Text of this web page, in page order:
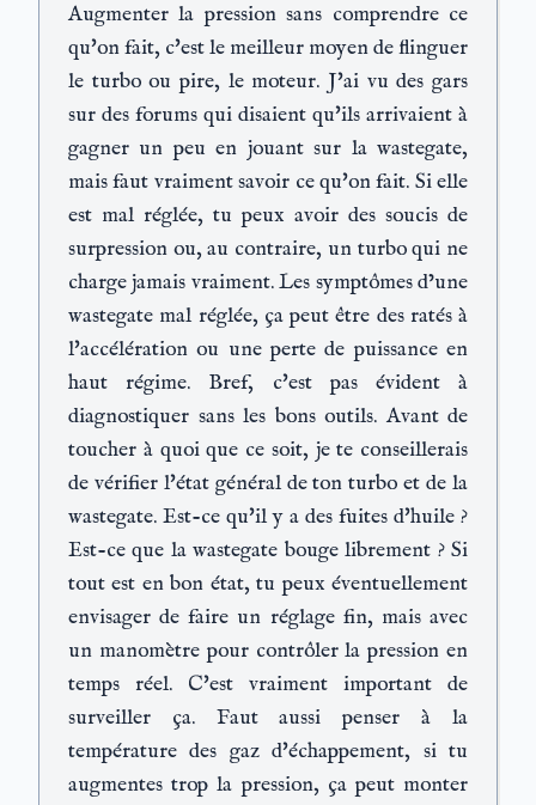
Augmenter la pression sans comprendre ce
qu'on fait, c'est le meilleur moyen de flinguer
le turbo ou pire, le moteur. J'ai vu des gars
sur des forums qui disaient qu'ils arrivaient à
gagner un peu en jouant sur la wastegate,
mais faut vraiment savoir ce qu'on fait. Si elle
est mal réglée, tu peux avoir des soucis de
surpression ou, au contraire, un turbo qui ne
charge jamais vraiment. Les symptômes d’une
wastegate mal réglée, ça peut être des ratés à
l'accélération ou une perte de puissance en
haut régime. Bref, c'est pas évident à
diagnostiquer sans les bons outils. Avant de
toucher à quoi que ce soit, je te conseillerais
de vérifier l'état général de ton turbo et de la
wastegate. Est-ce qu'il y a des fuites d'huile ?
Est-ce que la wastegate bouge librement ? Si
tout est en bon état, tu peux éventuellement
envisager de faire un réglage fin, mais avec
un manomètre pour contrôler la pression en
temps réel. C'est vraiment important de
surveiller ça. Faut aussi penser à la
température des gaz d'échappement, si tu
augmentes trop la pression, ça peut monter